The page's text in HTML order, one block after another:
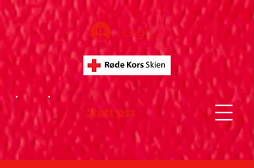
Støtt oss
Logg inn